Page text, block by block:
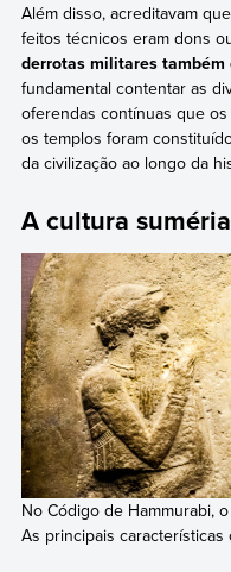
Além disso, acreditavam
feitos técnicos eram dons
derrotas militares também
fundamental contentar as
oferendas contínuas que
os templos foram
da civilização ao longo da
A cultura suméria
No Código de Hammurabi,
As principais